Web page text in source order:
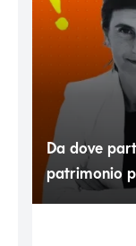
Da dove
patrimonio